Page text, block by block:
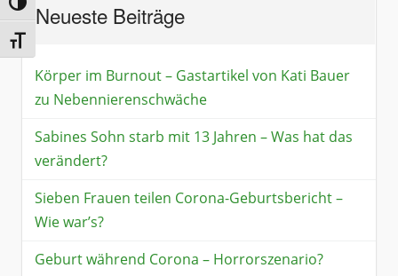
Umschalten auf hohe Kontraste
Schrift vergrößern
Neueste Beiträge
Körper im Burnout – Gastartikel von Kati Bauer
zu Nebennierenschwäche
Sabines Sohn starb mit 13 Jahren – Was hat das
verändert?
Sieben Frauen teilen Corona-Geburtsbericht –
Wie war’s?
Geburt während Corona – Horrorszenario?